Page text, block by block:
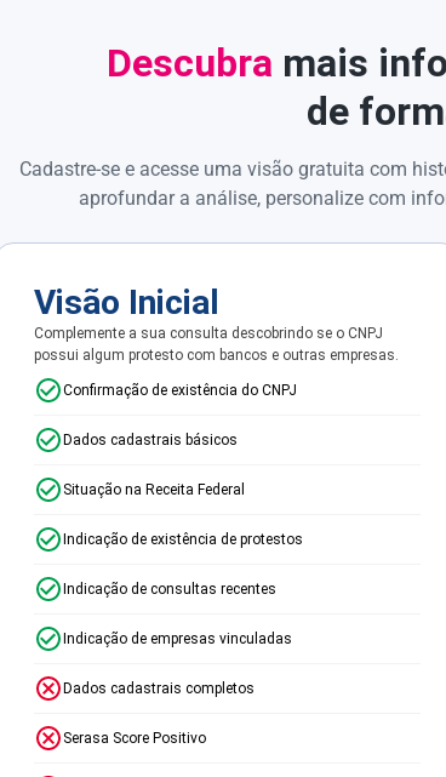
Descubra mais
de
Cadastre-se e acesse uma visão gratuita com
aprofundar a análise, personalize com
Visão Inicial
Complemente a sua consulta descobrindo se o CNPJ
possui algum protesto com bancos e outras empresas.
Confirmação de existência do CNPJ
Dados cadastrais básicos
Situação na Receita Federal
Indicação de existência de protestos
Indicação de consultas recentes
Indicação de empresas vinculadas
Dados cadastrais completos
Serasa Score Positivo